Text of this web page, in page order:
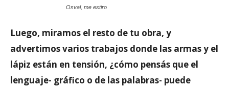
Osval, me estiro
Luego, miramos el resto de tu obra, y
advertimos varios trabajos donde las armas y el
lápiz están en tensión, ¿cómo pensás que el
lenguaje- gráfico o de las palabras- puede